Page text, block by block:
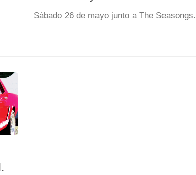
Sábado 26 de mayo junto a The Seasongs.